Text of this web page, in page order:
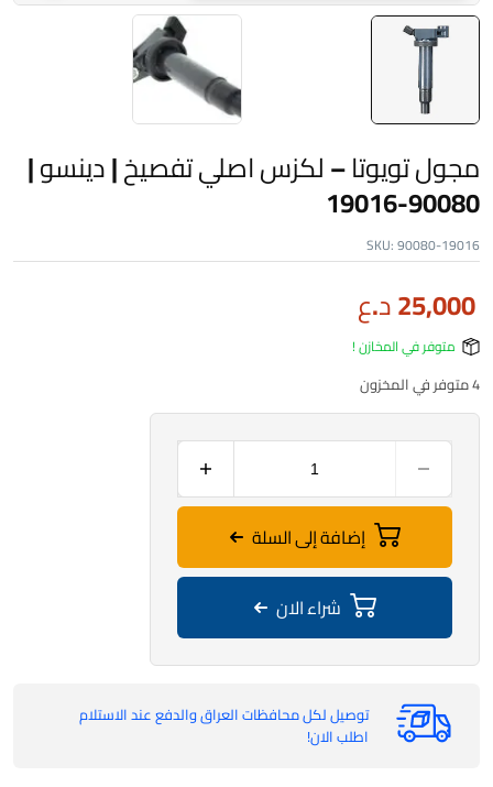
مجول تويوتا – لكزس اصلي تفصيخ | دينسو |
90080-19016
SKU:90080-19016
25,000د.ع
متوفر في المخازن !
4 متوفر في المخزون
إضافة إلى السلة
شراء الان
توصيل لكل محافظات العراق والدفع عند الاستلام
اطلب الان!